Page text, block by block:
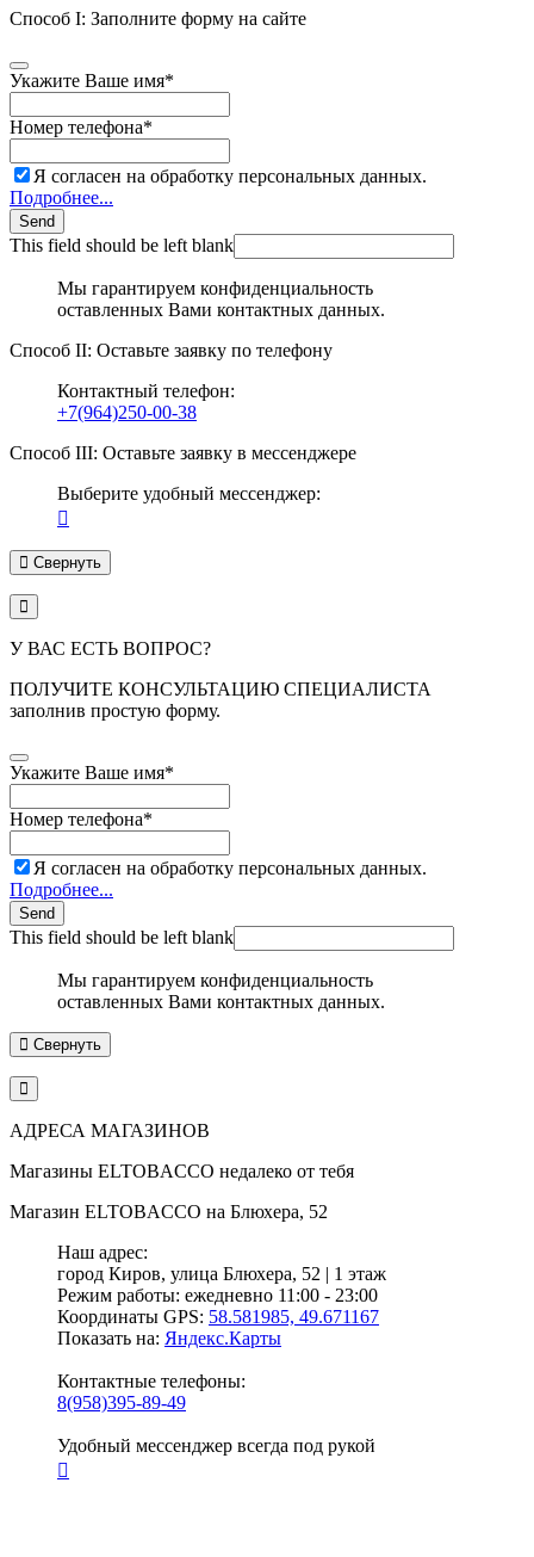
Способ I: Заполните форму на сайте
Укажите Ваше имя*
Номер телефона*
Я согласен на обработку персональных данных.
Подробнее...
Send
This field should be left blank
Мы гарантируем конфиденциальность
оставленных Вами контактных данных.
Способ II: Оставьте заявку по телефону
Контактный телефон:
+7(964)250-00-38
Способ III: Оставьте заявку в мессенджере
Выберите удобный мессенджер:
Свернуть
У ВАС ЕСТЬ ВОПРОС?
ПОЛУЧИТЕ КОНСУЛЬТАЦИЮ СПЕЦИАЛИСТА
заполнив простую форму.
Укажите Ваше имя*
Номер телефона*
Я согласен на обработку персональных данных.
Подробнее...
Send
This field should be left blank
Мы гарантируем конфиденциальность
оставленных Вами контактных данных.
Свернуть
АДРЕСА МАГАЗИНОВ
Магазины ELTOBACCO недалеко от тебя
Магазин ELTOBACCO на Блюхера, 52
Наш адрес:
город Киров, улица Блюхера, 52 | 1 этаж
Режим работы: ежедневно 11:00 - 23:00
Координаты GPS: 58.581985, 49.671167
Показать на: Яндекс.Карты
Контактные телефоны:
8(958)395-89-49
Удобный мессенджер всегда под рукой